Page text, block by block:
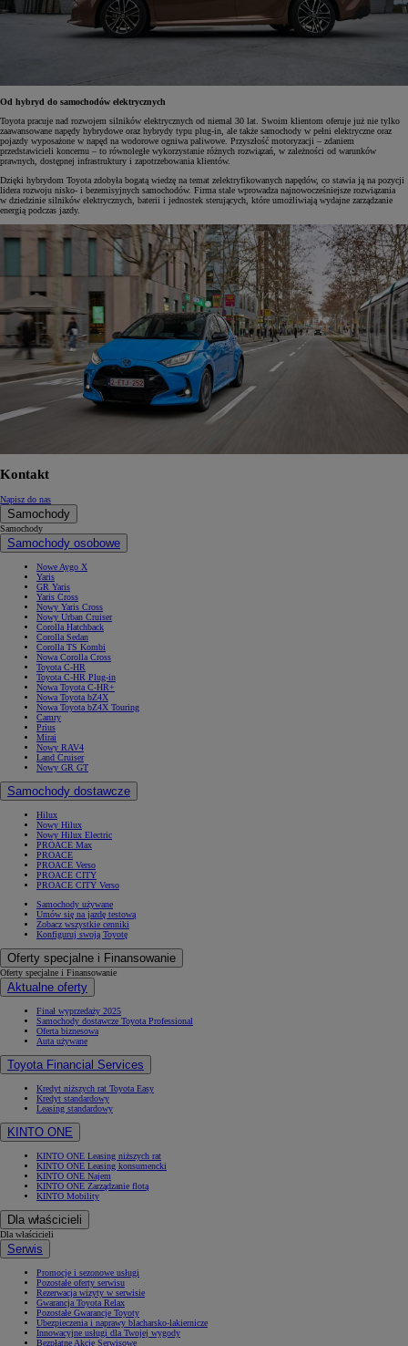
Od hybryd do samochodów elektrycznych
Toyota pracuje nad rozwojem silników elektrycznych od niemal 30 lat. Swoim klientom oferuje już nie tylko
zaawansowane napędy hybrydowe oraz hybrydy typu plug-in, ale także samochody w pełni elektryczne oraz
pojazdy wyposażone w napęd na wodorowe ogniwa paliwowe. Przyszłość motoryzacji – zdaniem
przedstawicieli koncernu – to równoległe wykorzystanie różnych rozwiązań, w zależności od warunków
prawnych, dostępnej infrastruktury i zapotrzebowania klientów.
Dzięki hybrydom Toyota zdobyła bogatą wiedzę na temat zelektryfikowanych napędów, co stawia ją na pozycji
lidera rozwoju nisko- i bezemisyjnych samochodów. Firma stale wprowadza najnowocześniejsze rozwiązania
w dziedzinie silników elektrycznych, baterii i jednostek sterujących, które umożliwiają wydajne zarządzanie
energią podczas jazdy.
Kontakt
Napisz do nas
Samochody
Samochody
Samochody osobowe
Nowe Aygo X
Yaris
GR Yaris
Yaris Cross
Nowy Yaris Cross
Nowy Urban Cruiser
Corolla Hatchback
Corolla Sedan
Corolla TS Kombi
Nowa Corolla Cross
Toyota C-HR
Toyota C-HR Plug-in
Nowa Toyota C-HR+
Nowa Toyota bZ4X
Nowa Toyota bZ4X Touring
Camry
Prius
Mirai
Nowy RAV4
Land Cruiser
Nowy GR GT
Samochody dostawcze
Hilux
Nowy Hilux
Nowy Hilux Electric
PROACE Max
PROACE
PROACE Verso
PROACE CITY
PROACE CITY Verso
Samochody używane
Umów się na jazdę testową
Zobacz wszystkie cenniki
Konfiguruj swoją Toyotę
Oferty specjalne i Finansowanie
Oferty specjalne i Finansowanie
Aktualne oferty
Finał wyprzedaży 2025
Samochody dostawcze Toyota Professional
Oferta biznesowa
Auta używane
Toyota Financial Services
Kredyt niższych rat Toyota Easy
Kredyt standardowy
Leasing standardowy
KINTO ONE
KINTO ONE Leasing niższych rat
KINTO ONE Leasing konsumencki
KINTO ONE Najem
KINTO ONE Zarządzanie flotą
KINTO Mobility
Dla właścicieli
Dla właścicieli
Serwis
Promocje i sezonowe usługi
Pozostałe oferty serwisu
Rezerwacja wizyty w serwisie
Gwarancja Toyota Relax
Pozostałe Gwarancje Toyoty
Ubezpieczenia i naprawy blacharsko-lakiernicze
Innowacyjne usługi dla Twojej wygody
Bezpłatne Akcje Serwisowe